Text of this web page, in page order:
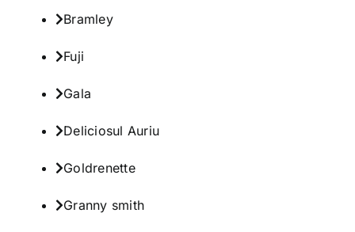
Bramley
Fuji
Gala
Deliciosul Auriu
Goldrenette
Granny smith